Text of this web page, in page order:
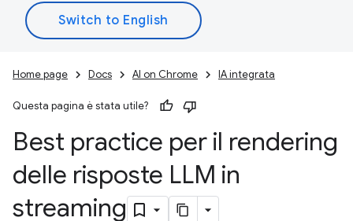
Home page Docs AI on Chrome IA integrata
Questa pagina è stata utile?
Best practice per il rendering
delle risposte LLM in
streaming